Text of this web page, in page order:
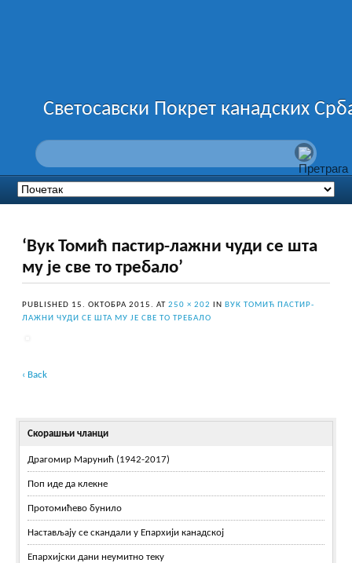
Светосавски Покрет канадских
‘Вук Томић пастир-лажни чуди се шта
му је све то требало’
PUBLISHED 15. ОКТОБРА 2015. AT250 × 202 INВУК ТОМИЋ ПАСТИР-
ЛАЖНИ ЧУДИ СЕ ШТА МУ ЈЕ СВЕ ТО ТРЕБАЛО
‹ Back
Скорашњи чланци
Драгомир Марунић (1942-2017)
Поп иде да клекне
Протомићево бунило
Настављају се скандали у Епархији канадској
Епархијски дани неумитно теку